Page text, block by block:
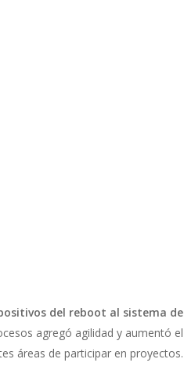
del reboot al sistema de
agregó agilidad y aumentó el
áreas de participar en proyectos.